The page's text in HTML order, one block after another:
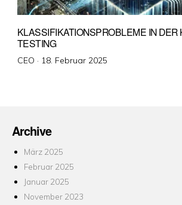
KLASSIFIKATIONSPROBLEME IN DER
TESTING
CEO · Veröffentlicht
18. Februar 2025
Archive
März 2025
Februar 2025
Januar 2025
November 2023